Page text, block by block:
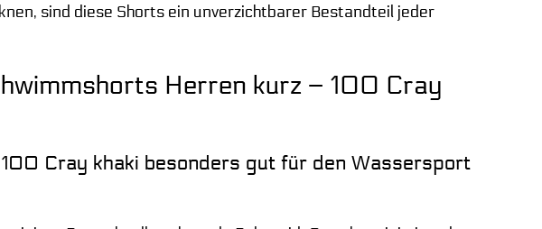
sind diese Shorts ein unverzichtbarer Bestandteil jeder
Herren kurz – 100 Cray
Cray khaki besonders gut für den Wassersport